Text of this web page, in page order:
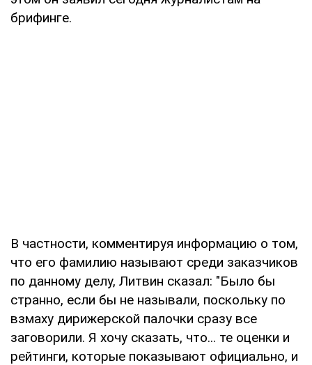
брифинге.
В частности, комментируя информацию о том,
что его фамилию называют среди заказчиков
по данному делу, Литвин сказал: "Было бы
странно, если бы не называли, поскольку по
взмаху дирижерской палочки сразу все
заговорили. Я хочу сказать, что... те оценки и
рейтинги, которые показывают официально, и